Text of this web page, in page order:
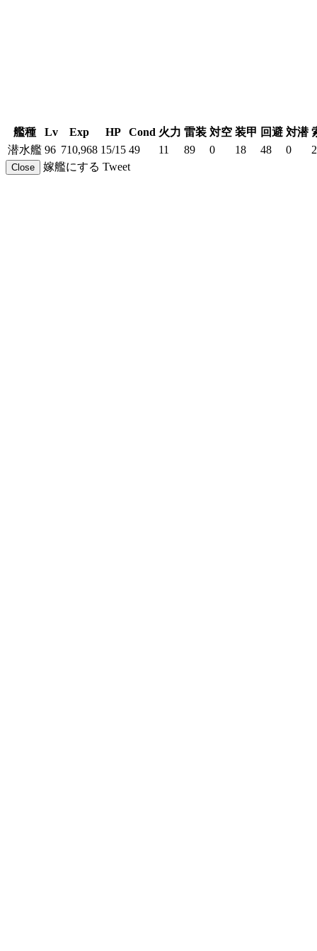
艦種 Lv Exp HP Cond 火力 雷装 対空 装甲 回避 対潜
潜水艦 96 710,968 15/15 49 11 89 0 18 48 0
Close 嫁艦にする Tweet